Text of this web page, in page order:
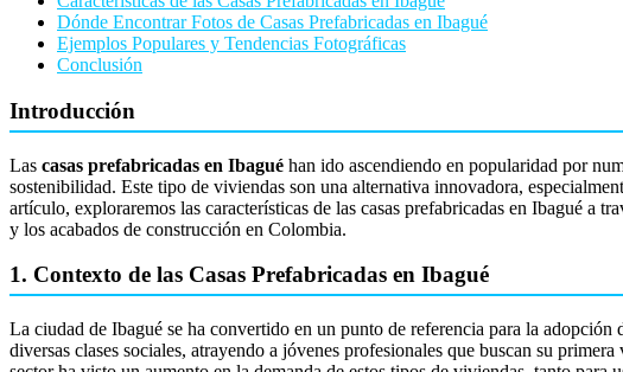
Dónde Encontrar Fotos de Casas Prefabricadas en Ibagué
Ejemplos Populares y Tendencias Fotográficas
Conclusión
Introducción
Las casas prefabricadas en Ibagué han ido ascendiendo en popularidad por
sostenibilidad. Este tipo de viviendas son una alternativa innovadora,
artículo, exploraremos las características de las casas prefabricadas en Ibagué a
y los acabados de construcción en Colombia.
1. Contexto de las Casas Prefabricadas en Ibagué
La ciudad de Ibagué se ha convertido en un punto de referencia para la adopción
diversas clases sociales, atrayendo a jóvenes profesionales que buscan su